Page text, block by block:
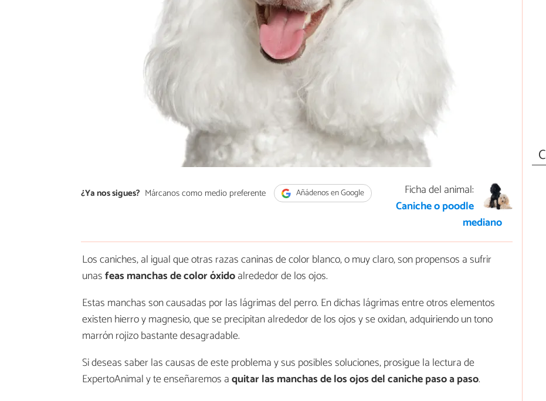
¿Ya nos sigues? Márcanos como medio preferente Añádenos en Google
Ficha del animal:
Caniche o poodle
mediano
Los caniches, al igual que otras razas caninas de color blanco, o muy claro, son propensos a sufrir
unasfeas manchas de color óxidoalrededor de los ojos.
Estas manchas son causadas por las lágrimas del perro. En dichas lágrimas entre otros elementos
existen hierro y magnesio, que se precipitan alrededor de los ojos y se oxidan, adquiriendo un tono
marrón rojizo bastante desagradable.
Si deseas saber las causas de este problema y sus posibles soluciones, prosigue la lectura de
ExpertoAnimal y te enseñaremos aquitar las manchas de los ojos del caniche paso a paso.